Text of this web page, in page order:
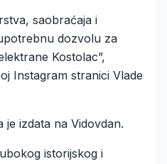
saobraćaja i
dozvolu za
Kostolac”,
Instagram stranici Vlade
je izdata na Vidovdan.
istorijskog i